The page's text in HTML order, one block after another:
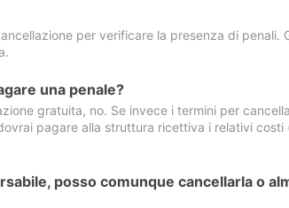
per verificare la presenza di penali.
una penale?
gratuita, no. Se invece i termini per
pagare alla struttura ricettiva i relativi
posso comunque cancellarla o